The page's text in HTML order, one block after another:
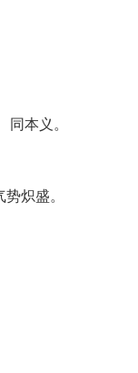
本义。
炽盛。